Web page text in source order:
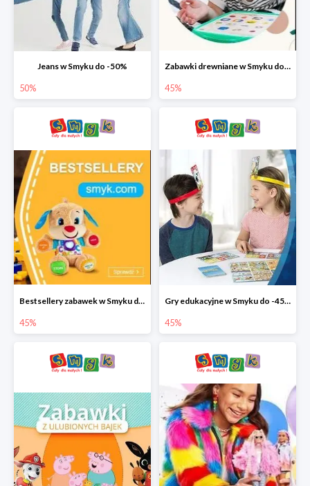
Jeans w Smyku do -50%
50%
Zabawki drewniane w Smyku do -45%
45%
Bestsellery zabawek w Smyku do -45%
45%
Gry edukacyjne w Smyku do -45%
45%